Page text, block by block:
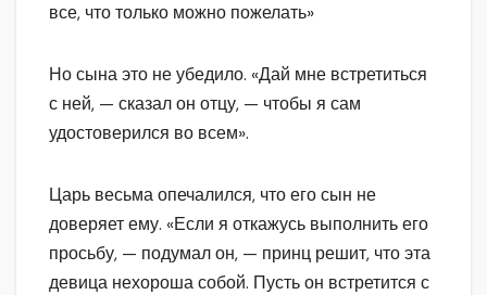
все, что только можно пожелать»
Но сына это не убедило. «Дай мне встретиться
с ней, — сказал он отцу, — чтобы я сам
удостоверился во всем».
Царь весьма опечалился, что его сын не
доверяет ему. «Если я откажусь выполнить его
просьбу, — подумал он, — принц решит, что эта
девица нехороша собой. Пусть он встретится с